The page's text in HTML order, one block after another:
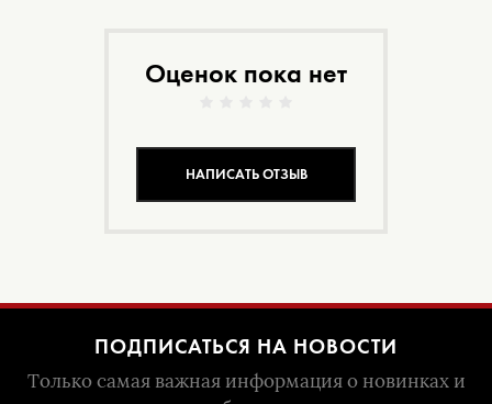
Оценок пока нет
НАПИСАТЬ ОТЗЫВ
ПОДПИСАТЬСЯ НА НОВОСТИ
Только самая важная информация о новинках и